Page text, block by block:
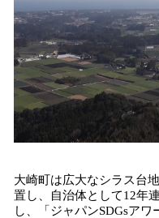
⼤崎町は広⼤なシラス台
置し、⾃治体として12年
し、「ジャパンSDGsア